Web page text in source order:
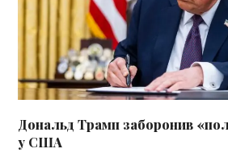
Дональд Трамп заборонив
у США